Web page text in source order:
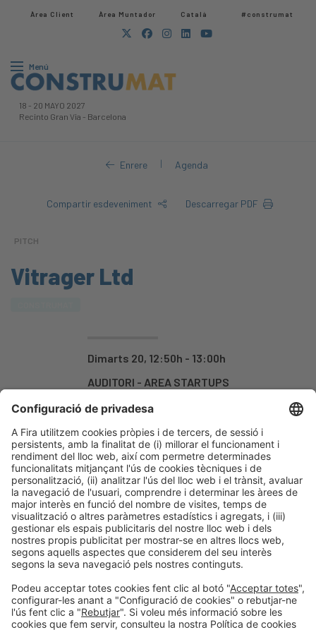
Àrea Client Àrea Muntador​ Català #construmat
Menú
18 - 20 MAYO 2027
Recinto Gran Via - Barcelona
Enrere | Agenda
Compartir esdeveniment Descarregar PDF
PITCH
Vitrager Ltd
Dimarts 20, 12:50h - 13:00h
AUDITORI - AREA STARTUPS
Obert
-
Organitzadors